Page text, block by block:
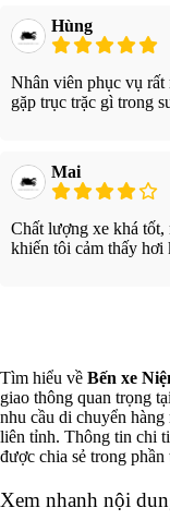
Hùng
Nhân viên phục vụ rất
gặp trục trặc gì trong
Mai
Chất lượng xe khá
khiến tôi cảm thấy hơi
Tìm hiểu về Bến xe
giao thông quan trọng
nhu cầu di chuyển
liên tỉnh. Thông tin chi
được chia sẻ trong phần
Xem nhanh nội